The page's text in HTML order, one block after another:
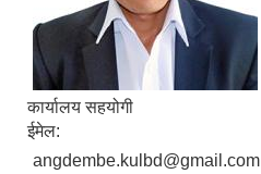
कार्यालय सहयोगी
ईमेल:
angdembe.kulbd@gmail.com